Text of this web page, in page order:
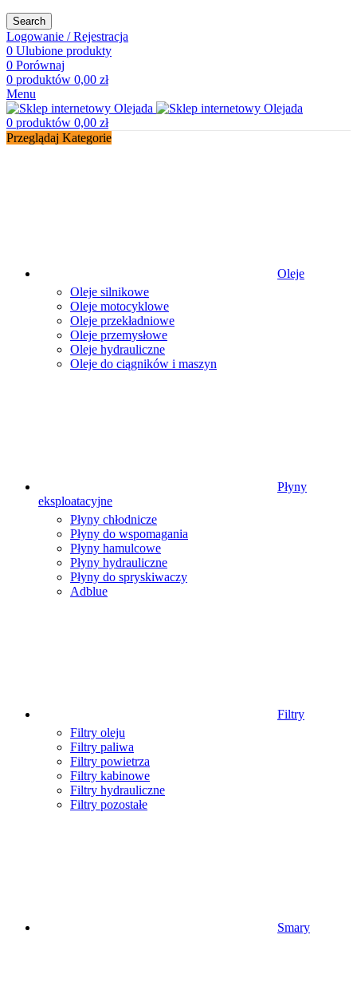
Search
Logowanie / Rejestracja
0 Ulubione produkty
0 Porównaj
0 produktów 0,00 zł
Menu
0 produktów 0,00 zł
Przeglądaj Kategorie
Oleje
Oleje silnikowe
Oleje motocyklowe
Oleje przekładniowe
Oleje przemysłowe
Oleje hydrauliczne
Oleje do ciągników i maszyn
Płyny
eksploatacyjne
Płyny chłodnicze
Płyny do wspomagania
Płyny hamulcowe
Płyny hydrauliczne
Płyny do spryskiwaczy
Adblue
Filtry
Filtry oleju
Filtry paliwa
Filtry powietrza
Filtry kabinowe
Filtry hydrauliczne
Filtry pozostałe
Smary